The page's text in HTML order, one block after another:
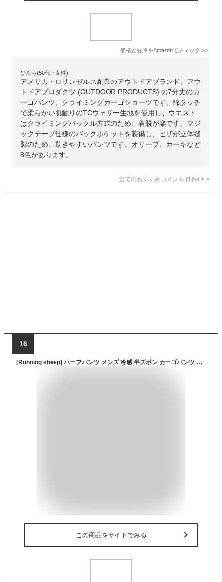
価格と在庫をAmazonでチェック >>
ひろち(50代・女性)
アメリカ・ロサンゼルス創業のアウトドアブランド、アウ
トドアプロダクツ (OUTDOOR PRODUCTS) の7分丈のカ
ーゴパンツ、クライミングカーゴショーツです。綿タッチ
で柔らかい肌触りのTCウェザー生地を使用し、ウエスト
はクライミングバックル方式のため、着脱が楽です。マジ
ックテープ仕様のバックポケットを装備し、ヒザが立体縫
製のため、動きやすいパンツです。オリーブ、カーキなど
8色があります。
全てのおすすめコメント (1 件) >
16
[Running sheep] ハーフパンツ メンズ 冷感 半ズボン カーゴパンツ ジャージ下 カジュアル ショートパンツ スポーツ ハーフ フィットネスパンツ 夏服 [UVカット・通気速乾] 29002dgr-L
この商品をサイトでみる